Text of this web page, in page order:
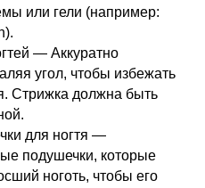
или гели (например:
— Аккуратно
угол, чтобы избежать
Стрижка должна быть
для ногтя —
подушечки, которые
ноготь, чтобы его